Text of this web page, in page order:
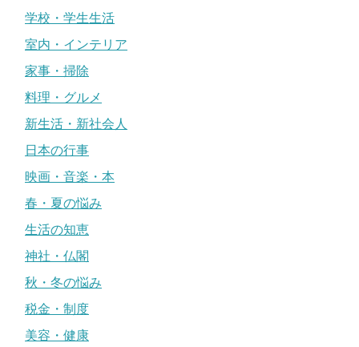
学校・学生生活
室内・インテリア
家事・掃除
料理・グルメ
新生活・新社会人
日本の行事
映画・音楽・本
春・夏の悩み
生活の知恵
神社・仏閣
秋・冬の悩み
税金・制度
美容・健康